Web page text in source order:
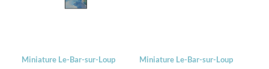
Miniature Le-Bar-sur-Loup Miniature Le-Bar-sur-Loup